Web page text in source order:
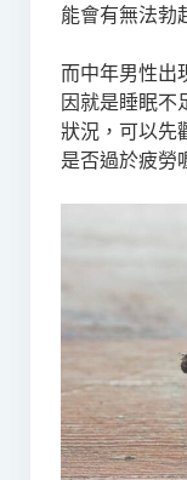
能會有無法勃
而中年男性出
因就是睡眠不
狀況，可以先
是否過於疲勞